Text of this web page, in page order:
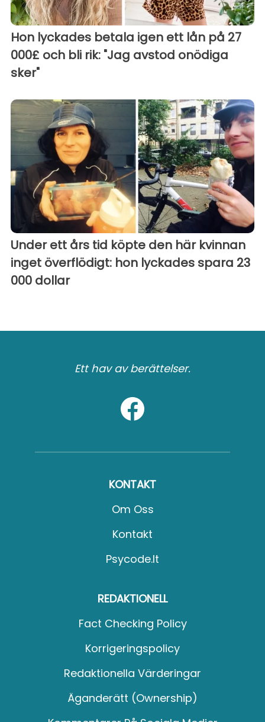
Hon lyckades betala igen ett lån på 27
000£ och bli rik: "Jag avstod onödiga
sker"
Under ett års tid köpte den här kvinnan
inget överflödigt: hon lyckades spara 23
000 dollar
Ett hav av berättelser.
KONTAKT
Om Oss
Kontakt
Psycode.it
REDAKTIONELL
Fact Checking Policy
Korrigeringspolicy
Redaktionella Värderingar
Äganderätt (Ownership)